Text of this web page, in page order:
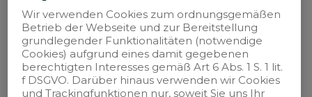
Unser Unternehmen ist B Corp-
zertifiziert.
Wir verwenden Cookies zum ordnungsgemäßen
Betrieb der Webseite und zur Bereitstellung
grundlegender Funktionalitäten (notwendige
Cookies) aufgrund eines damit gegebenen
berechtigten Interesses gemäß Art 6 Abs. 1 S. 1 lit.
f DSGVO. Darüber hinaus verwenden wir Cookies
und Trackingfunktionen nur, soweit Sie uns Ihr